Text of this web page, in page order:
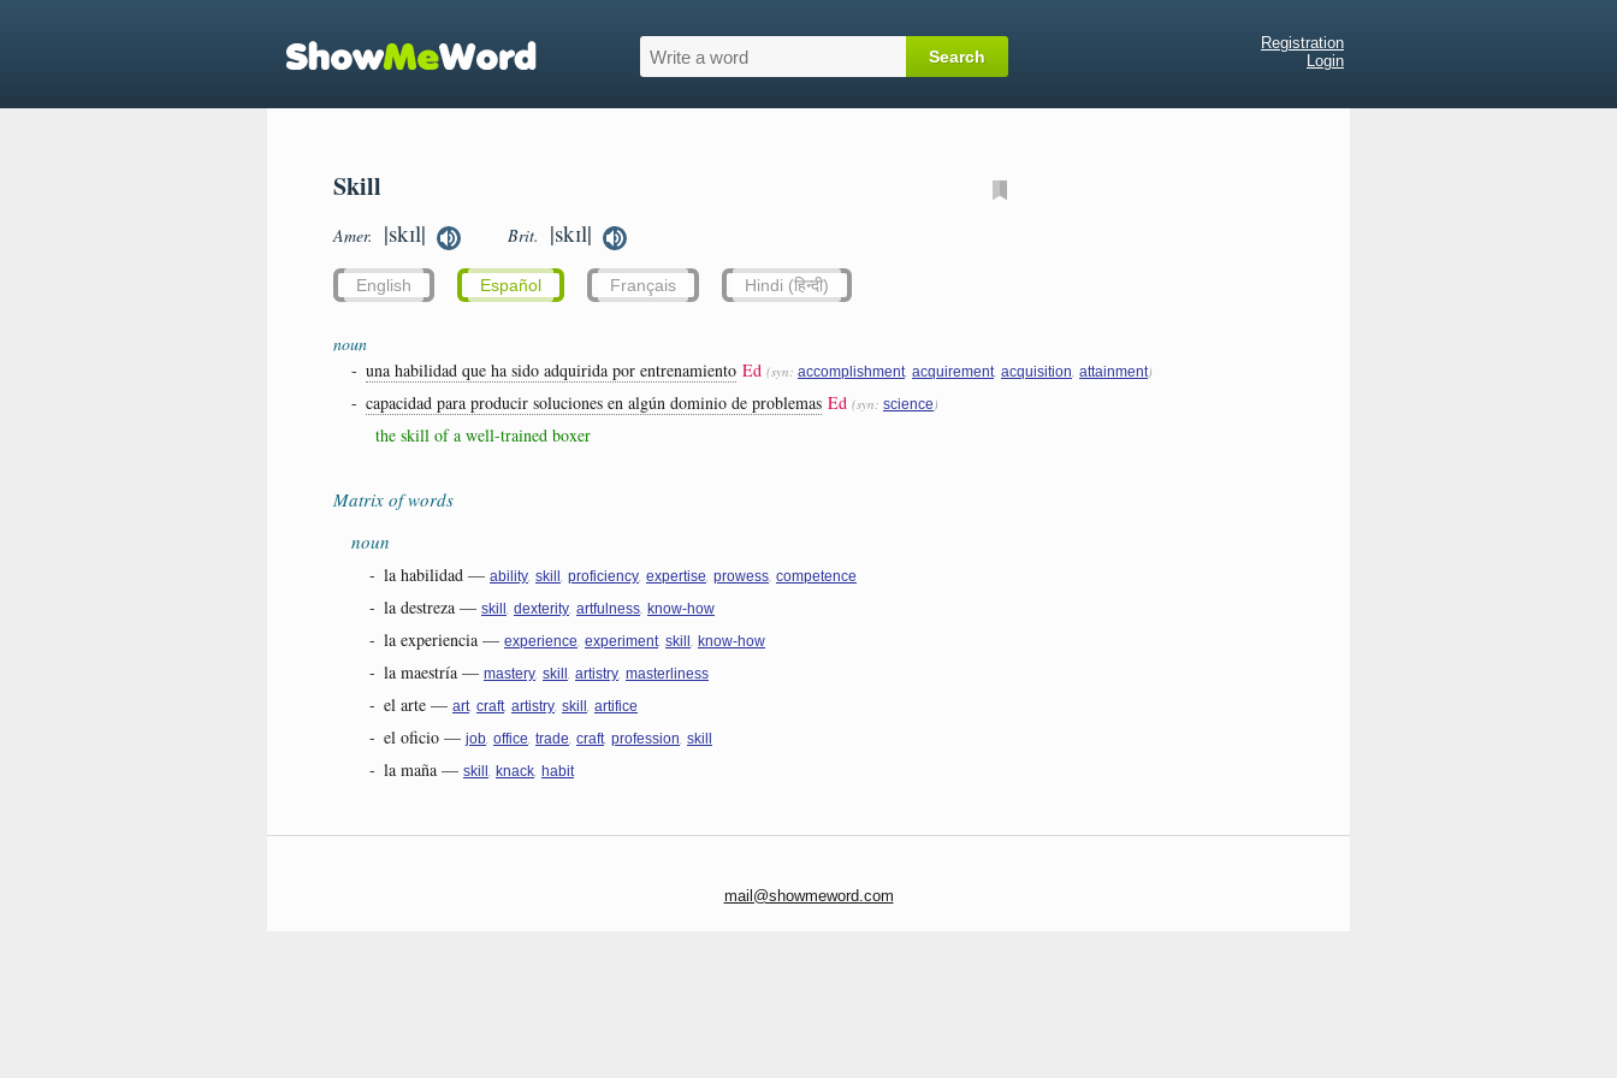
Registration
Login
Skill
Amer. |skɪl| Brit. |skɪl|
English Español Français Hindi (हिन्दी)
noun
- una habilidad que ha sido adquirida por entrenamiento Ed (syn: accomplishment, acquirement, acquisition, attainment)
- capacidad para producir soluciones en algún dominio de problemas Ed (syn: science)
the skill of a well-trained boxer
Matrix of words
noun
- la habilidad — ability, skill , proficiency, expertise, prowess, competence
- la destreza — skill , dexterity, artfulness, know-how
- la experiencia — experience, experiment, skill , know-how
- la maestría — mastery, skill , artistry, masterliness
- el arte — art, craft, artistry, skill , artifice
- el oficio — job, office, trade, craft, profession, skill
- la maña — skill , knack, habit
mail@showmeword.com